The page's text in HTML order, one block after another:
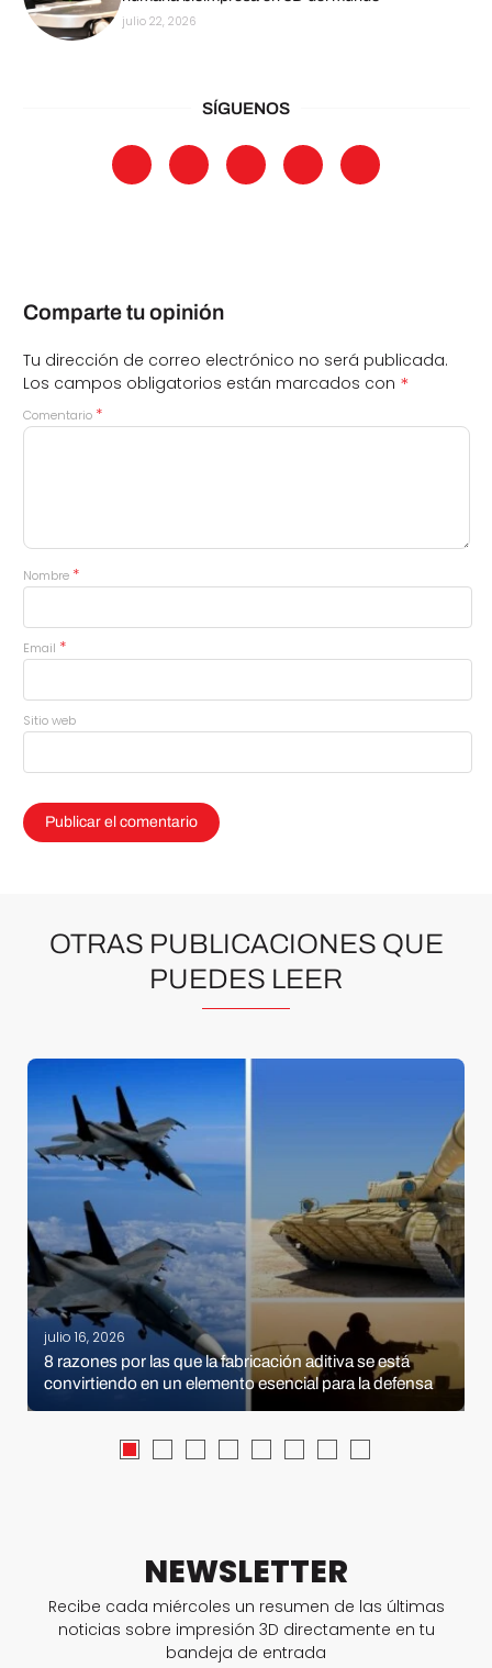
julio 22, 2026
SÍGUENOS
Comparte tu opinión
Tu dirección de correo electrónico no será publicada.
Los campos obligatorios están marcados con *
Comentario *
Nombre *
Email *
Sitio web
OTRAS PUBLICACIONES QUE
PUEDES LEER
julio 16, 2026
8 razones por las que la fabricación aditiva se está
convirtiendo en un elemento esencial para la defensa
NEWSLETTER
Recibe cada miércoles un resumen de las últimas
noticias sobre impresión 3D directamente en tu
bandeja de entrada